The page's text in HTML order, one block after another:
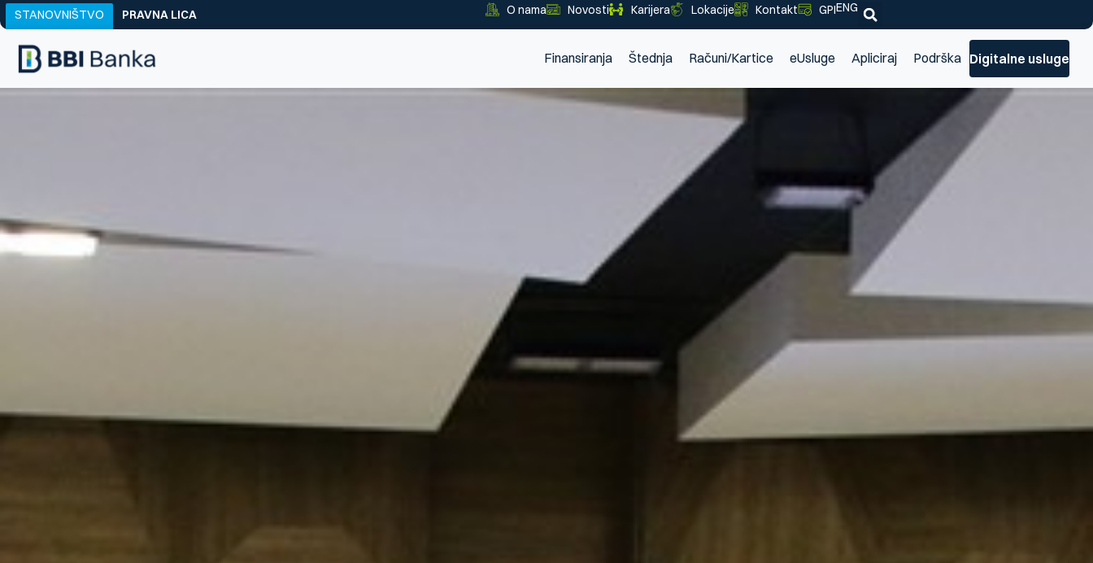
STANOVNIŠTVO PRAVNA LICA O nama Novosti Karijera Lokacije Kontakt GPIENG
Finansiranja Štednja Računi/Kartice eUsluge Apliciraj Podrška Digitalne usluge